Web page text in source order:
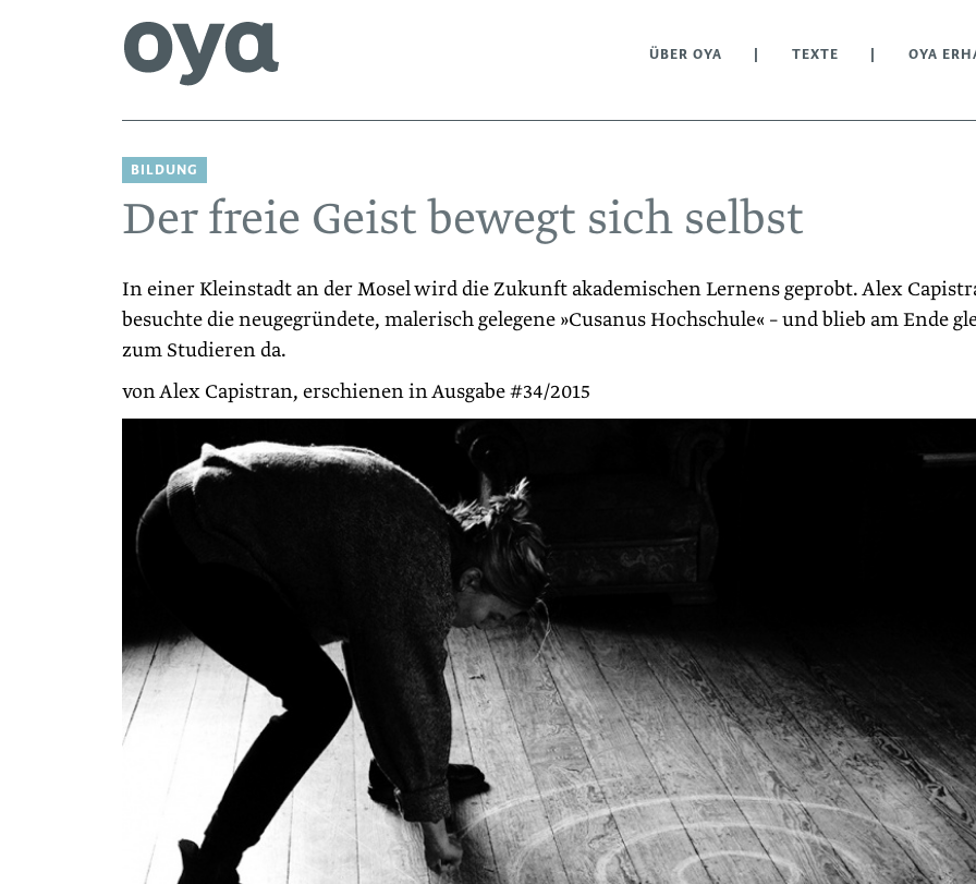
ÜBER OYA TEXTE OYA
BILDUNG
Der freie Geist bewegt sich selbst
In einer Kleinstadt an der Mosel wird die Zukunft akademischen Lernens ­geprobt. Alex
besuchte die neugegründete, malerisch gelegene »Cusanus Hochschule« – und blieb am Ende
zum Studieren da.
von Alex Capistran, erschienen in Ausgabe #34/2015